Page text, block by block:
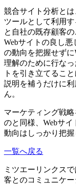
競合サイト分析とは
ツールとして利用
と自社の既存顧客
Webサイトの良し
の動向を把握せず
理解のために行な
トを引き立てるこ
説明を補うだけに
ん。
マーケティング戦
のと同様、Webサ
動向はしっかり把握
一覧へ戻る
ミツエーリンクス
客とのコミュニケ